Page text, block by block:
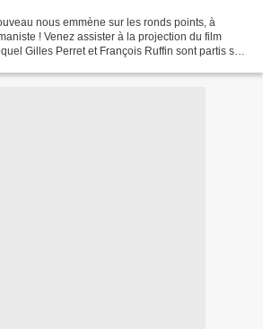
nous emmène sur les ronds points, à
! Venez assister à la projection du film
Gilles Perret et François Ruffin sont partis sur